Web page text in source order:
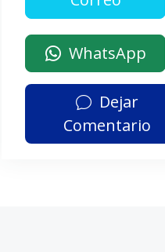
WhatsApp
Dejar
Comentario